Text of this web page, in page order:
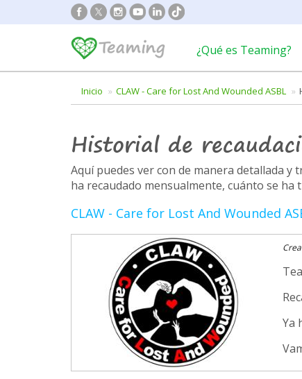
¿Qué es Teaming?
Inicio CLAW - Care for Lost And Wounded ASBL
Historial de
Aquí puedes ver con de manera detallada
ha recaudado mensualmente, cuánto se
CLAW - Care for Lost And Wounded
Ya